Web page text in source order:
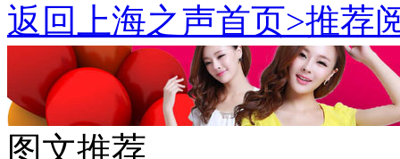
返回上海之声首页>推荐
图文推荐